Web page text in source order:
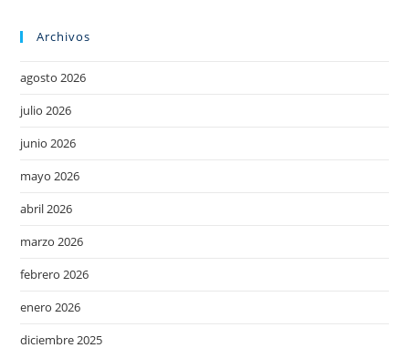
Archivos
agosto 2026
julio 2026
junio 2026
mayo 2026
abril 2026
marzo 2026
febrero 2026
enero 2026
diciembre 2025